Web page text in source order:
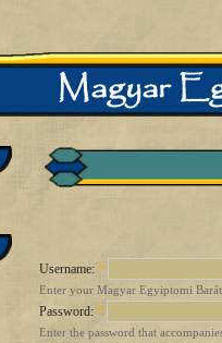
Username: *
Enter your Magyar Egyiptomi
Password: *
Enter the password that